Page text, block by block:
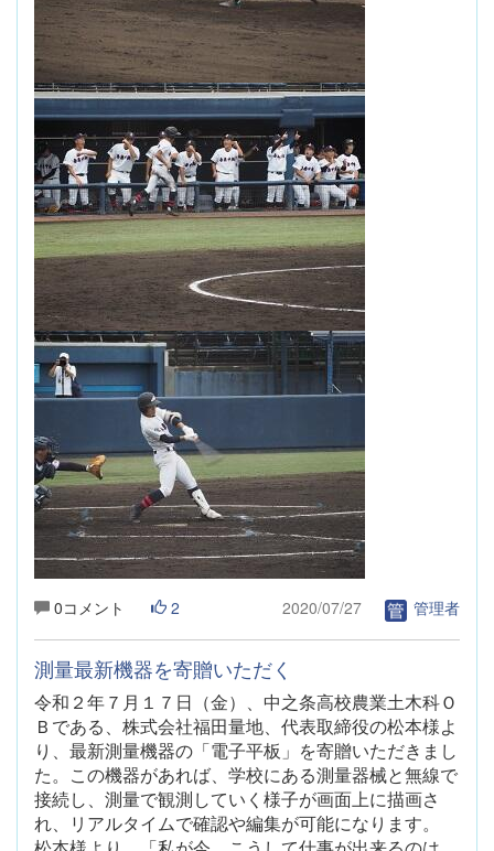
0コメント 2 2020/07/27 管理者
測量最新機器を寄贈いただく
令和２年７月１７日（金）、中之条高校農業土木科Ｏ
Ｂである、株式会社福田量地、代表取締役の松本様よ
り、最新測量機器の「電子平板」を寄贈いただきまし
た。この機器があれば、学校にある測量器械と無線で
接続し、測量で観測していく様子が画面上に描画さ
れ、リアルタイムで確認や編集が可能になります。